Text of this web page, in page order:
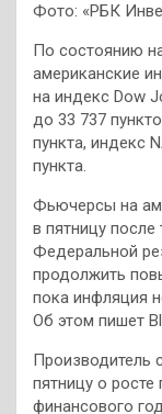
Фото: «РБК
По состоянию
американские
на индекс Dow
до 33 737
пункта, индекс
пункта.
Фьючерсы на
в пятницу после
Федеральной
продолжить
пока инфляция
Об этом пишет
Производитель
пятницу о росте
финансового